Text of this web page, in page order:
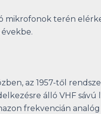
mikrofonok terén
évekbe.
az 1957-től
álló VHF
frekvencián